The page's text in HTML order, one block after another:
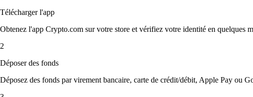
Télécharger l'app
Obtenez l'app Crypto.com sur votre store et vérifiez votre identité en quelques
2
Déposer des fonds
Déposez des fonds par virement bancaire, carte de crédit/débit, Apple Pay ou